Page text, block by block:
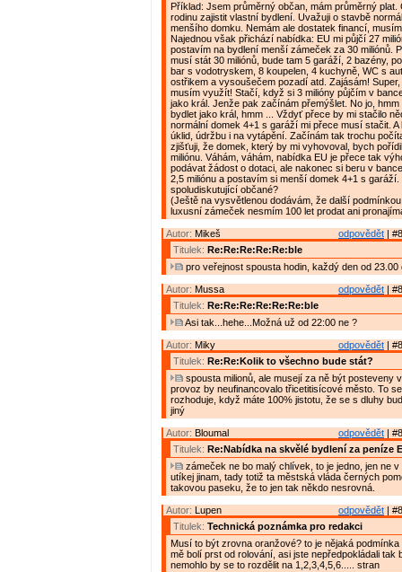
Příklad: Jsem průměrný občan, mám průměrný plat.
rodinu zajistit vlastní bydlení. Uvažuji o stavbě
menšího domku. Nemám ale dostatek financí,
Najednou však přichází nabídka: EU mi půjčí 27
postavím na bydlení menší zámeček za 30 miliónů.
musí stát 30 miliónů, bude tam 5 garáží, 2 bazény,
bar s vodotryskem, 8 koupelen, 4 kuchyně, WC s
ostřikem a vysoušečem pozadí atd. Zajásám!
musím využít! Stačí, když si 3 milióny půjčím v
jako král. Jenže pak začínám přemýšlet. No jo, hmm
bydlet jako král, hmm ... Vždyť přece by mi stačilo
normální domek 4+1 s garáží mi přece musí stačit. A
úklid, údržbu i na vytápění. Začínám tak trochu
zjišťuji, že domek, který by mi vyhovoval, bych
miliónu. Váhám, váhám, nabídka EU je přece tak
podávat žádost o dotaci, ale nakonec si beru v
2,5 miliónu a postavím si menší domek 4+1 s
spoludiskutující občané?
(Ještě na vysvětlenou dodávám, že další
luxusní zámeček nesmím 100 let prodat ani
odpovědět |
Autor: Mikeš
Titulek: Re:Re:Re:Re:Re:ble
pro veřejnost spousta hodin, každý den od 23.00
odpovědět |
Autor: Mussa
Titulek: Re:Re:Re:Re:Re:Re:ble
Asi tak...hehe...Možná už od 22:00 ne ?
odpovědět |
Autor: Miky
Titulek: Re:Re:Kolik to všechno bude stát?
spousta milionů, ale musejí za ně být posteveny
provoz by neufinancovalo třicetitisícové město. To
rozhoduje, když máte 100% jistotu, že se s dluhy
jiný
odpovědět |
Autor: Bloumal
Titulek: Re:Nabídka na skvělé bydlení za peníze
zámeček ne bo malý chlívek, to je jedno, jen ne v
utíkej jinam, tady totiž ta městská vláda černých
takovou paseku, že to jen tak někdo nesrovná.
odpovědět |
Autor: Lupen
Titulek: Technická poznámka pro redakci
Musí to být zrovna oranžové? to je nějaká
mě bolí prst od rolování, asi jste nepředpokládali tak
nemohlo by se to rozdělit na 1,2,3,4,5,6..... stran